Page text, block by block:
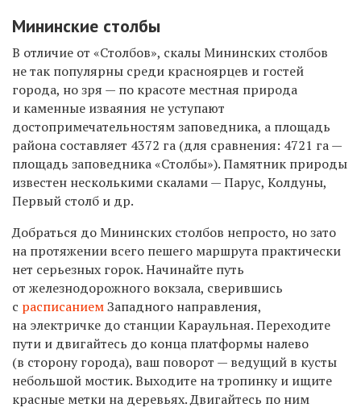
Мининские столбы
В отличие от «Столбов», скалы Мининских столбов
не так популярны среди красноярцев и гостей
города, но зря — по красоте местная природа
и каменные изваяния не уступают
достопримечательностям заповедника, а площадь
района составляет 4372 га (для сравнения: 4721 га —
площадь заповедника «Столбы»).Памятник природы
известен несколькими скалами — Парус, Колдуны,
Первый столб и др.
Добраться до Мининских столбов непросто, но зато
на протяжении всего пешего маршрута практически
нет серьезных горок.Начинайте путь
от железнодорожного вокзала, сверившись
с расписаниемЗападного направления,
на электричке до станции Караульная. Переходите
пути и двигайтесь до конца платформы налево
(в сторону города), ваш поворот — ведущий в кусты
небольшой мостик. Выходите на тропинку и ищите
красные метки на деревьях. Двигайтесь по ним